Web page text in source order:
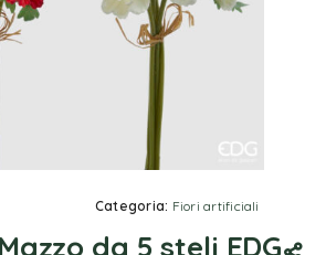
Categoria: Fiori artificiali
da 5 steli EDG